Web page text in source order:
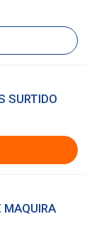
SURTIDO
MAQUIRA